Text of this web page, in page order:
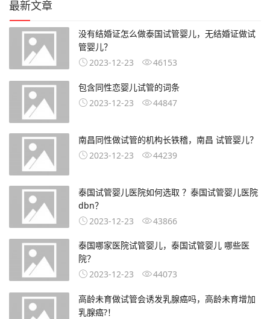
最新文章
没有结婚证怎么做泰国试管婴儿，无结婚证做试
管婴儿？
2023-12-23
46153
包含同性恋婴儿试管的词条
2023-12-23
44847
南昌同性做试管的机构长铁稽，南昌 试管婴儿？
2023-12-23
44239
泰国试管婴儿医院如何选取 ？泰国试管婴儿医院
dbn？
2023-12-23
43866
泰国哪家医院试管婴儿，泰国试管婴儿 哪些医
院？
2023-12-23
44073
高龄未育做试管会诱发乳腺癌吗，高龄未育增加
乳腺癌?！